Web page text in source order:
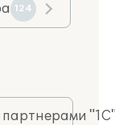
124
партнерами